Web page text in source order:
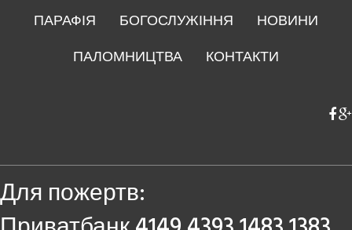
ПАРАФІЯ БОГОСЛУЖІННЯ
НОВИНИ
ПАЛОМНИЦТВА
КОНТАКТИ
Для пожертв: